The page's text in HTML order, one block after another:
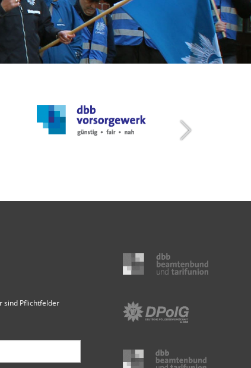
sind Pflichtfelder